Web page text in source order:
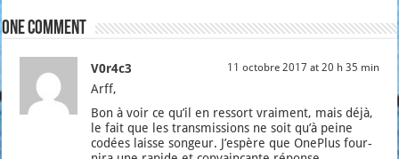
One comment
V0r4c3 11 octobre 2017 at 20 h 35 min
Arff,
Bon à voir ce qu’il en res­sort vrai­ment, mais déjà,
le fait que les trans­mis­sions ne soit qu’à peine
codées laisse son­geur. J’es­père que One­Plus four­